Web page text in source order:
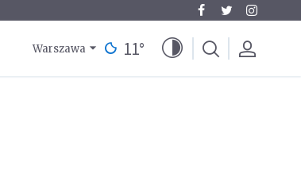
Warszawa 11°